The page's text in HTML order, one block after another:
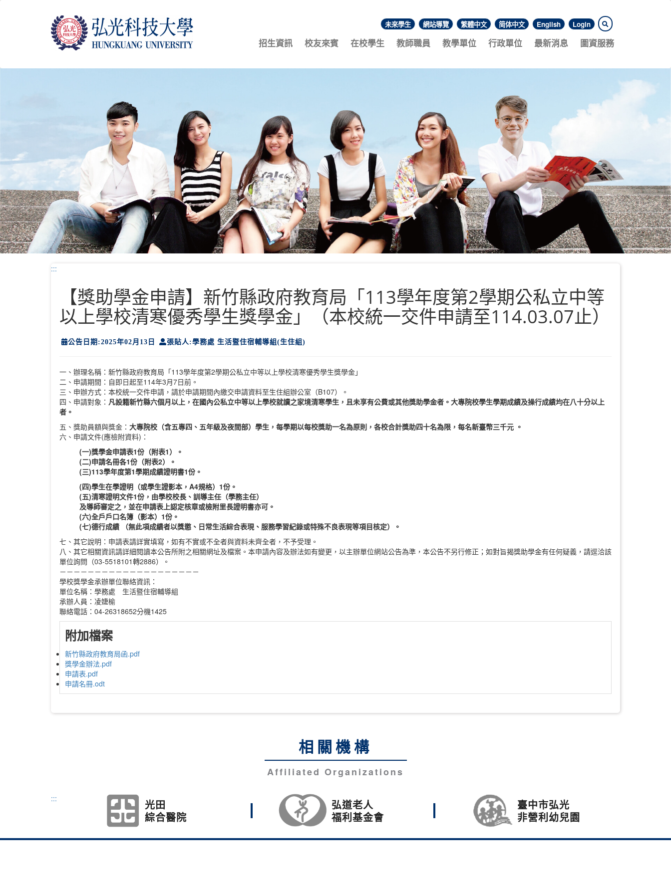
內
:::
未來學生 網站導覽 繁體中文 简体中文 English Login
招生資訊 校友來賓 在校學生 教師職員 教學單位 行政單位 最新消息 圖資服務
:::
【獎助學金申請】新竹縣政府教育局「113學年度第2學期公私立中等
以上學校清寒優秀學生獎學金」（本校統一交件申請至114.03.07止）
公告日期:2025年02月13日 張貼人:學務處 生活暨住宿輔導組(生住組)
一、辦理名稱：新竹縣政府教育局「113學年度第2學期公私立中等以上學校清寒優秀學生獎學金」
二、申請期間：自即日起至114年3月7日前。
三、申辦方式：本校統一交件申請，請於申請期間內繳交申請資料至生住組辦公室（B107）。
四、申請對象： 凡設籍新竹縣六個月以上，在國內公私立中等以上學校就讀之家境清寒學生，且未享有公費或其他獎助學金者。大專院校學生學期成績及操行成績均在八十分以上
者。
五、獎助員額與獎金： 大專院校（含五專四、五年級及夜間部）學生，每學期以每校獎助一名為原則，各校合計獎助四十名為限，每名新臺幣三千元 。
六、申請文件(應檢附資料)：
(一)獎學金申請表1份（附表1）。
(二)申請名冊各1份（附表2）。
(三)113學年度第1學期成績證明書1份。
(四)學生在學證明（或學生證影本，A4規格）1份。
(五)清寒證明文件1份，由學校校長、訓導主任（學務主任）
及導師審定之，並在申請表上認定核章或檢附里長證明書亦可。
(六)全戶戶口名簿（影本）1份。
(七)德行成績 （無此項成績者以獎懲、日常生活綜合表現、服務學習紀錄或特殊不良表現等項目核定）。
七、其它說明：申請表請詳實填寫，如有不實或不全者與資料未齊全者，不予受理。
八、其它相關資訊請詳細閱讀本公告所附之相關網址及檔案。本申請內容及辦法如有變更，以主辦單位網站公告為準，本公告不另行修正；如對旨揭獎助學金有任何疑義，請逕洽該
單位詢問（03-5518101轉2886）。
－－－－－－－－－－－－－－－－－－－－
學校獎學金承辦單位聯絡資訊：
單位名稱：學務處 生活暨住宿輔導組
承辦人員：凌婕榆
聯絡電話：04-26318652分機1425
附加檔案
新竹縣政府教育局函.pdf
獎學金辦法.pdf
申請表.pdf
申請名冊.odt
相關機構
Affiliated Organizations
:::
光田
綜合醫院
弘道老人
福利基金會
臺中市弘光
非營利幼兒園